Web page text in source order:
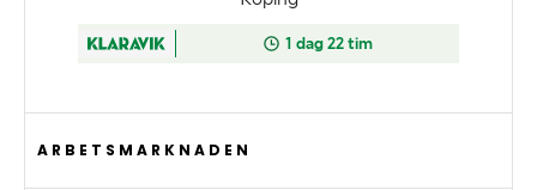
ARBETSMARKNADEN